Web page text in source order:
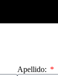
Apellido: